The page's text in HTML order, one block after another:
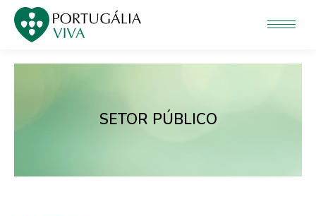
SETOR PÚBLICO